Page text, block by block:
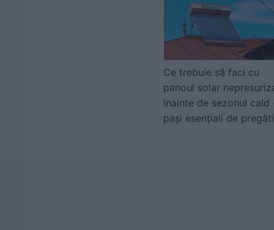
Ce trebuie să faci cu
panoul solar
înainte de sezonul cald
pași esențiali de